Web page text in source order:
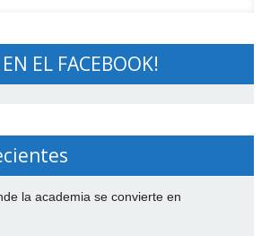
EL FACEBOOK!
la academia se convierte en